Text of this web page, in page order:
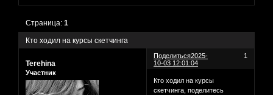
Кто ходил на курсы скетчинга
Страница:1
Поделиться 1
2025-
10-03 12:01:04
Terehina
Участник
Кто ходил на курсы
скетчинга, поделитесь